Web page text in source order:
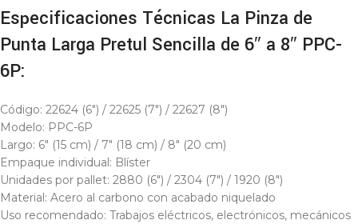
Especificaciones Técnicas La Pinza de
Punta Larga Pretul Sencilla de 6″ a 8″ PPC-
6P:
Código: 22624 (6″) / 22625 (7″) / 22627 (8″)
Modelo: PPC-6P
Largo: 6″ (15 cm) / 7″ (18 cm) / 8″ (20 cm)
Empaque individual: Blíster
Unidades por pallet: 2880 (6″) / 2304 (7″) / 1920 (8″)
Material: Acero al carbono con acabado niquelado
Uso recomendado: Trabajos eléctricos, electrónicos, mecánicos